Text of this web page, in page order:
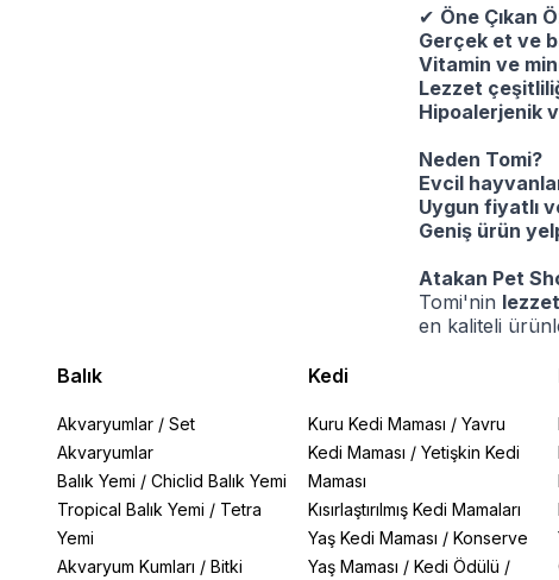
✔ Öne Çıkan
Gerçek et ve
Vitamin ve
Lezzet
Hipoalerjenik
Neden Tomi?
Evcil
Uygun fiyatlı
Geniş ürün
Atakan Pet
Tomi'nin
en kaliteli
Balık
Akvaryumlar / Set
Akvaryumlar
Balık Yemi / Chiclid Balık Yemi
Tropical Balık Yemi / Tetra
Yemi
Akvaryum Kumları / Bitki
Kedi
Kuru Kedi Maması / Yavru
Kedi Maması / Yetişkin Kedi
Maması
Kısırlaştırılmış Kedi Mamaları
Yaş Kedi Maması / Konserve
Yaş Maması / Kedi Ödülü /